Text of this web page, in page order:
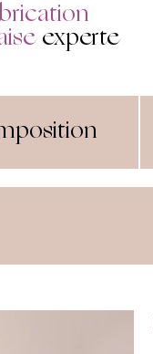
experte